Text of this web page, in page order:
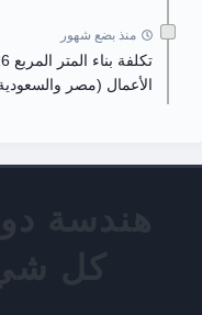
منذ بضع شهور
الأعمال (مصر